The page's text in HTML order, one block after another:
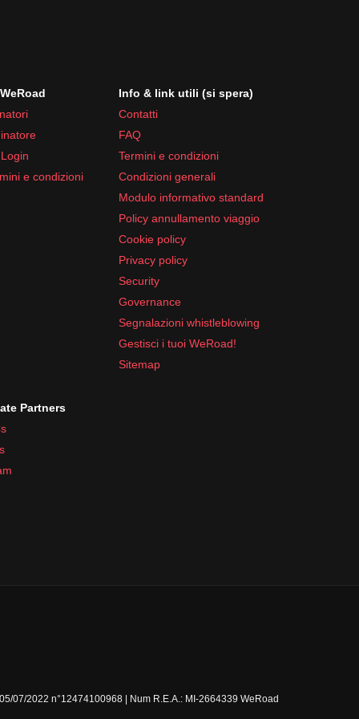
e condizioni
Info & link utili (si spera)
Contatti
FAQ
Termini e condizioni
Condizioni generali
Modulo informativo standard
Policy annullamento viaggio
Cookie policy
Privacy policy
Security
Governance
Segnalazioni whistleblowing
Gestisci i tuoi WeRoad!
Sitemap
Partners
07/2022 n°12474100968 | Num R.E.A.: MI-2664339 WeRoad